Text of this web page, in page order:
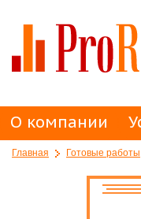
О компании
Главная Готовые работы